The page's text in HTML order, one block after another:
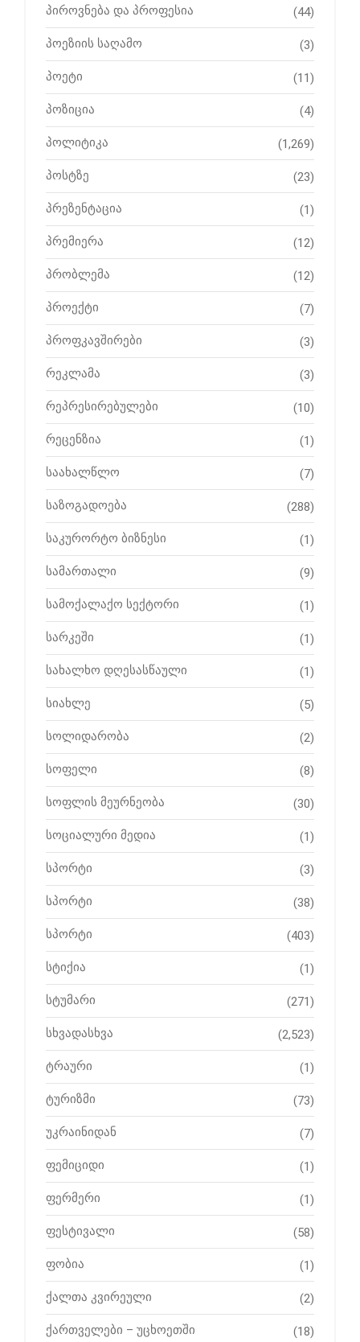
პიროვნება და პროფესია (44)
პოეზიის საღამო (3)
პოეტი (11)
პოზიცია (4)
პოლიტიკა (1,269)
პოსტზე (23)
პრეზენტაცია (1)
პრემიერა (12)
პრობლემა (12)
პროექტი (7)
პროფკავშირები (3)
რეკლამა (3)
რეპრესირებულები (10)
რეცენზია (1)
საახალწლო (7)
საზოგადოება (288)
საკურორტო ბიზნესი (1)
სამართალი (9)
სამოქალაქო სექტორი (1)
სარკეში (1)
სახალხო დღესასწაული (1)
სიახლე (5)
სოლიდარობა (2)
სოფელი (8)
სოფლის მეურნეობა (30)
სოციალური მედია (1)
სპორტი (3)
სპორტი (38)
სპორტი (403)
სტიქია (1)
სტუმარი (271)
სხვადასხვა (2,523)
ტრაური (1)
ტურიზმი (73)
უკრაინიდან (7)
ფემიციდი (1)
ფერმერი (1)
ფესტივალი (58)
ფობია (1)
ქალთა კვირეული (2)
ქართველები – უცხოეთში (18)